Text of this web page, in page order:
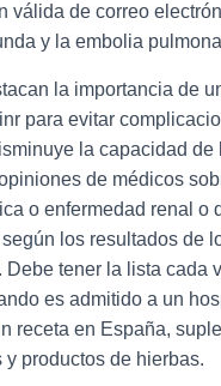
válida de correo
y la embolia
la importancia de
para evitar
la capacidad de
de médicos
o enfermedad renal o
los resultados de
Debe tener la lista cada
es admitido a un
receta en España,
y productos de hierbas.